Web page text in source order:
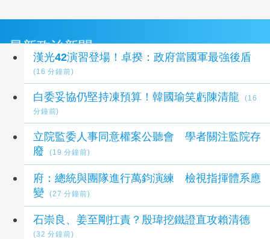
最新政治新聞
漢光42演習登場！卓揆：政府當國軍最強後盾
(16 分鐘前)
白委妥協仍堅持凍預算！韓國瑜笑虧陳清龍
(16
分鐘前)
立院監委人事同意權案公聽會 學者關注監院存
廢
(19 分鐘前)
府：總統與團隊進行萬鈞演練 檢視指揮體系應
變
(27 分鐘前)
石崇良、姜至剛扛責？殷瑋挖鐵證直攻賴清德
(32 分鐘前)